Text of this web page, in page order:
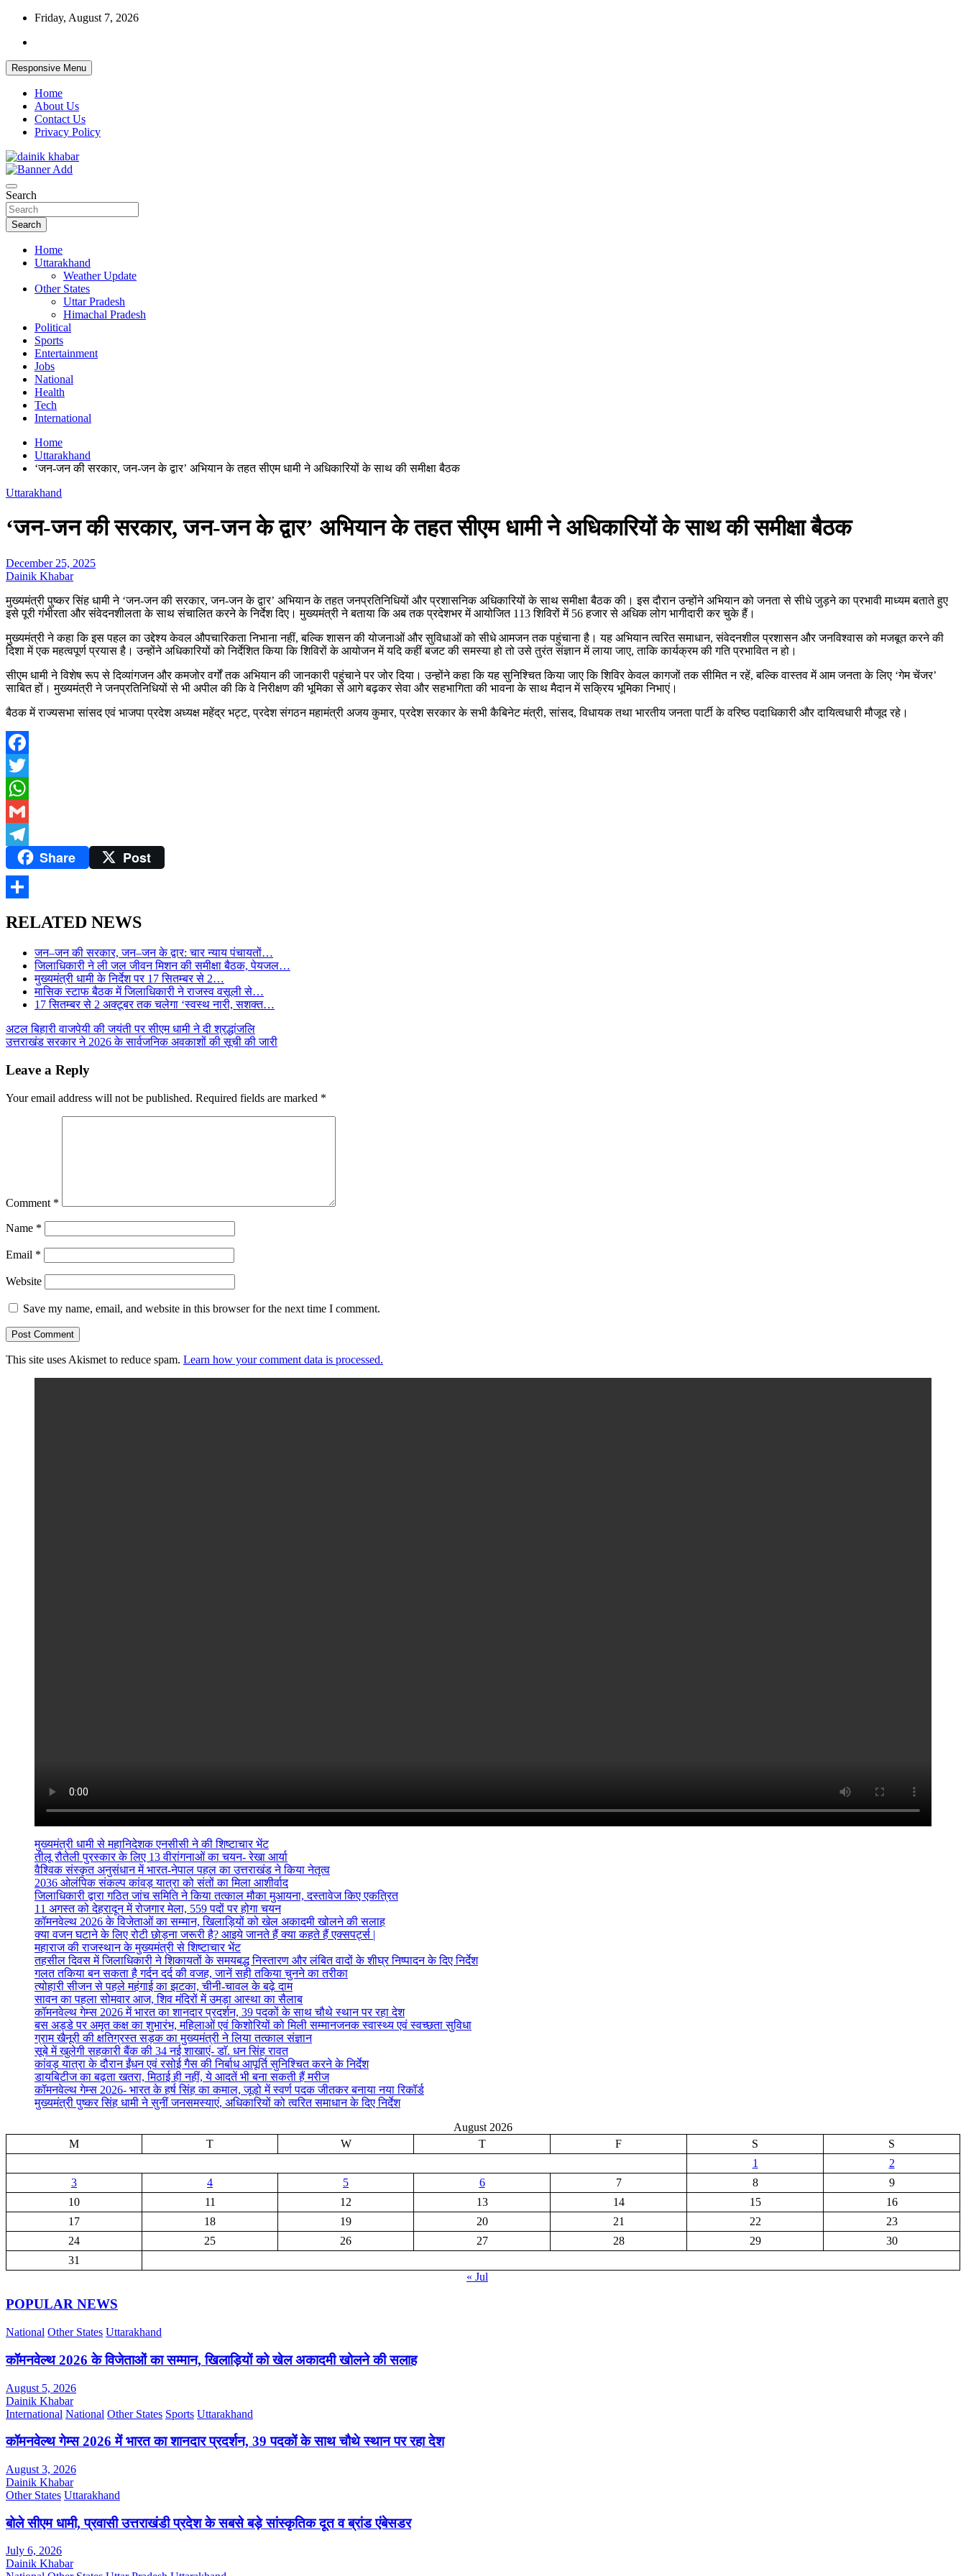
Skip
content
Friday, August 7, 2026
Responsive Menu
Home
About Us
Contact Us
Privacy Policy
Dainikkhabar.in – Uttarakhand Daily Hindi News Website
Search
Search
Home
Uttarakhand
Weather Update
Other States
Uttar Pradesh
Himachal Pradesh
Political
Sports
Entertainment
Jobs
National
Health
Tech
International
Home
Uttarakhand
‘जन-जन की सरकार, जन-जन के द्वार’ अभियान के तहत सीएम धामी ने अधिकारियों के साथ की समीक्षा बैठक
Uttarakhand
‘जन-जन की सरकार, जन-जन के द्वार’ अभियान के तहत सीएम धामी ने अधिकारियों के साथ की समीक्षा बैठक
December 25, 2025
Dainik Khabar
मुख्यमंत्री पुष्कर सिंह धामी ने ‘जन-जन की सरकार, जन-जन के द्वार’ अभियान के तहत जनप्रतिनिधियों और प्रशासनिक अधिकारियों के साथ समीक्षा बैठक की। इस दौरान उन्होंने अभियान को जनता से सीधे जुड़ने का प्रभावी माध्यम बताते हुए
इसे पूरी गंभीरता और संवेदनशीलता के साथ संचालित करने के निर्देश दिए। मुख्यमंत्री ने बताया कि अब तक प्रदेशभर में आयोजित 113 शिविरों में 56 हजार से अधिक लोग भागीदारी कर चुके हैं।
मुख्यमंत्री ने कहा कि इस पहल का उद्देश्य केवल औपचारिकता निभाना नहीं, बल्कि शासन की योजनाओं और सुविधाओं को सीधे आमजन तक पहुंचाना है। यह अभियान त्वरित समाधान, संवेदनशील प्रशासन और जनविश्वास को मजबूत करने की
दिशा में एक महत्वपूर्ण प्रयास है। उन्होंने अधिकारियों को निर्देशित किया कि शिविरों के आयोजन में यदि कहीं बजट की समस्या हो तो उसे तुरंत संज्ञान में लाया जाए, ताकि कार्यक्रम की गति प्रभावित न हो।
सीएम धामी ने विशेष रूप से दिव्यांगजन और कमजोर वर्गों तक अभियान की जानकारी पहुंचाने पर जोर दिया। उन्होंने कहा कि यह सुनिश्चित किया जाए कि शिविर केवल कागजों तक सीमित न रहें, बल्कि वास्तव में आम जनता के लिए ‘गेम चेंजर’
साबित हों। मुख्यमंत्री ने जनप्रतिनिधियों से भी अपील की कि वे निरीक्षण की भूमिका से आगे बढ़कर सेवा और सहभागिता की भावना के साथ मैदान में सक्रिय भूमिका निभाएं।
बैठक में राज्यसभा सांसद एवं भाजपा प्रदेश अध्यक्ष महेंद्र भट्ट, प्रदेश संगठन महामंत्री अजय कुमार, प्रदेश सरकार के सभी कैबिनेट मंत्री, सांसद, विधायक तथा भारतीय जनता पार्टी के वरिष्ठ पदाधिकारी और दायित्वधारी मौजूद रहे।
Facebook
Twitter
WhatsApp
Gmail
TelegramShare Post
RELATED NEWS
जन–जन की सरकार, जन–जन के द्वार: चार न्याय पंचायतों…
जिलाधिकारी ने ली जल जीवन मिशन की समीक्षा बैठक, पेयजल…
मुख्यमंत्री धामी के निर्देश पर 17 सितम्बर से 2…
मासिक स्टाफ बैठक में जिलाधिकारी ने राजस्व वसूली से…
17 सितम्बर से 2 अक्टूबर तक चलेगा ‘स्वस्थ नारी, सशक्त…
Post
navigation
अटल बिहारी वाजपेयी की जयंती पर सीएम धामी ने दी श्रद्धांजलि
उत्तराखंड सरकार ने 2026 के सार्वजनिक अवकाशों की सूची की जारी
Leave a Reply
Your email address will not be published. Required fields are marked *
Comment *
Name *
Email *
Website
Save my name, email, and website in this browser for the next time I comment.
This site uses Akismet to reduce spam. Learn how your comment data is processed.
मुख्यमंत्री धामी से महानिदेशक एनसीसी ने की शिष्टाचार भेंट
तीलू रौतेली पुरस्कार के लिए 13 वीरांगनाओं का चयन- रेखा आर्या
वैश्विक संस्कृत अनुसंधान में भारत-नेपाल पहल का उत्तराखंड ने किया नेतृत्व
2036 ओलंपिक संकल्प कांवड़ यात्रा को संतों का मिला आशीर्वाद
जिलाधिकारी द्वारा गठित जांच समिति ने किया तत्काल मौका मुआयना, दस्तावेज किए एकत्रित
11 अगस्त को देहरादून में रोजगार मेला, 559 पदों पर होगा चयन
कॉमनवेल्थ 2026 के विजेताओं का सम्मान, खिलाड़ियों को खेल अकादमी खोलने की सलाह
क्या वजन घटाने के लिए रोटी छोड़ना जरूरी है? आइये जानते हैं क्या कहते हैं एक्सपर्ट्स |
महाराज की राजस्थान के मुख्यमंत्री से शिष्टाचार भेंट
तहसील दिवस में जिलाधिकारी ने शिकायतों के समयबद्ध निस्तारण और लंबित वादों के शीघ्र निष्पादन के दिए निर्देश
गलत तकिया बन सकता है गर्दन दर्द की वजह, जानें सही तकिया चुनने का तरीका
त्योहारी सीजन से पहले महंगाई का झटका, चीनी-चावल के बढ़े दाम
सावन का पहला सोमवार आज, शिव मंदिरों में उमड़ा आस्था का सैलाब
कॉमनवेल्थ गेम्स 2026 में भारत का शानदार प्रदर्शन, 39 पदकों के साथ चौथे स्थान पर रहा देश
बस अड्डे पर अमृत कक्ष का शुभारंभ, महिलाओं एवं किशोरियों को मिली सम्मानजनक स्वास्थ्य एवं स्वच्छता सुविधा
ग्राम खैनूरी की क्षतिग्रस्त सड़क का मुख्यमंत्री ने लिया तत्काल संज्ञान
सूबे में खुलेगी सहकारी बैंक की 34 नई शाखाएं- डाॅ. धन सिंह रावत
कांवड़ यात्रा के दौरान ईंधन एवं रसोई गैस की निर्बाध आपूर्ति सुनिश्चित करने के निर्देश
डायबिटीज का बढ़ता खतरा, मिठाई ही नहीं, ये आदतें भी बना सकती हैं मरीज
कॉमनवेल्थ गेम्स 2026- भारत के हर्ष सिंह का कमाल, जूडो में स्वर्ण पदक जीतकर बनाया नया रिकॉर्ड
मुख्यमंत्री पुष्कर सिंह धामी ने सुनीं जनसमस्याएं, अधिकारियों को त्वरित समाधान के दिए निर्देश
August 2026
M
T W T F S
S
1
2
3
4 5 6 7 8
9
10
11 12 13 14 15
16
17
18 19 20 21 22
23
24
25 26 27 28 29
30
31
« Jul
POPULAR NEWS
National Other States Uttarakhand
कॉमनवेल्थ 2026 के विजेताओं का सम्मान, खिलाड़ियों को खेल अकादमी खोलने की सलाह
August 5, 2026
Dainik Khabar
International National Other States Sports Uttarakhand
कॉमनवेल्थ गेम्स 2026 में भारत का शानदार प्रदर्शन, 39 पदकों के साथ चौथे स्थान पर रहा देश
August 3, 2026
Dainik Khabar
Other States Uttarakhand
बोले सीएम धामी, प्रवासी उत्तराखंडी प्रदेश के सबसे बड़े सांस्कृतिक दूत व ब्रांड एंबेसडर
July 6, 2026
Dainik Khabar